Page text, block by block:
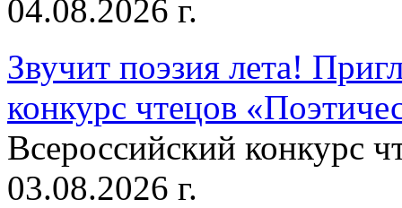
04.08.2026 г.
Звучит поэзия лета!
конкурс чтецов
Всероссийский конкурс
03.08.2026 г.